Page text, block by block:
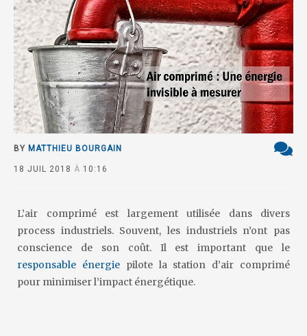
BY MATTHIEU BOURGAIN
18 JUIL 2018 À 10:16
L’air comprimé est largement utilisée dans divers
process industriels. Souvent, les industriels n’ont pas
conscience de son coût. Il est important que le
responsable énergiepilote la station d’air comprimé
pour minimiser l’impact énergétique.